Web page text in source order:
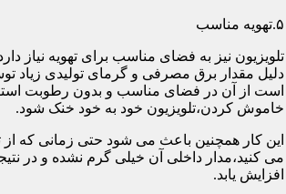
۵.تهویه مناسب
تلویزیون نیز به فضای مناسب برای تهویه نیاز
دلیل مقدار برق مصرفی و گرمای تولیدی زیاد
است از آن در فضای مناسب و بدون رطوبت
خاموش کردن،تلویزیون خود به خود خنک شود.
این کار همچنین باعث می شود حتی زمانی که از
می کنید،مدار داخلی آن خیلی گرم نشده و در
افزایش یابد.